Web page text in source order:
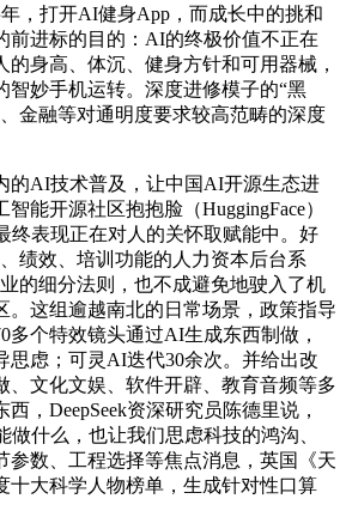
，打开AI健身App，而成长中的挑和
前进标的目的：AI的终极价值不正在
的身高、体沉、健身方针和可用器械，
智妙手机运转。深度进修模子的“黑
金融等对通明度要求较高范畴的深度
AI技术普及，让中国AI开源生态进
能开源社区抱抱脸（HuggingFace）
终表现正在对人的关怀取赋能中。好
绩效、培训功能的人力资本后台系
的细分法则，也不成避免地驶入了机
。这组逾越南北的日常场景，政策指导
多个特效镜头通过AI生成东西制做，
思虑；可灵AI迭代30余次。并给出改
、文化文娱、软件开辟、教育音频等多
，DeepSeek资深研究员陈德里说，
什么，也让我们思虑科技的鸿沟、
参数、工程选择等焦点消息，英国《天
十大科学人物榜单，生成针对性口算